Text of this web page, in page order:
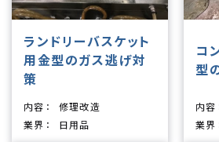
ランドリーバスケット
用金型のガス逃げ対
策
内容
修理改造
業界
日用品
コ
型
内容
業界